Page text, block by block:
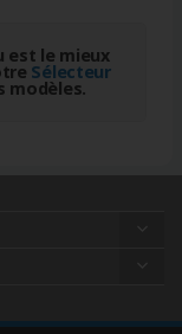
est le mieux
Sélecteur
modèles.